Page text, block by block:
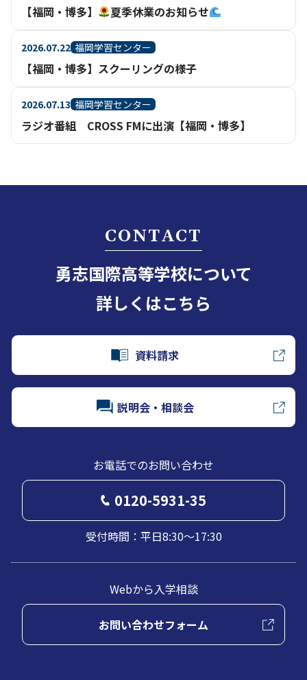
【福岡・博多】 夏季休業のお知らせ
2026.07.22 福岡学習センター
【福岡・博多】スクーリングの様子
2026.07.13 福岡学習センター
ラジオ番組 CROSS FMに出演【福岡・博多】
CONTACT
勇志国際高等学校について
詳しくはこちら
資料請求
説明会・相談会
お電話でのお問い合わせ
0120-5931-35
受付時間：平日8:30～17:30
Webから入学相談
お問い合わせフォーム